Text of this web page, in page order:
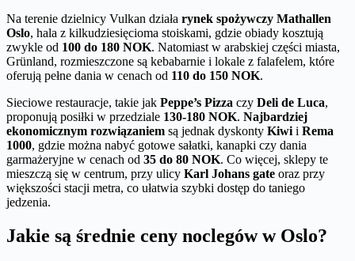
Na terenie dzielnicy Vulkan działa rynek spożywczy Mathallen
Oslo, hala z kilkudziesięcioma stoiskami, gdzie obiady kosztują
zwykle od 100 do 180 NOK. Natomiast w arabskiej części miasta,
Grünland, rozmieszczone są kebabarnie i lokale z falafelem, które
oferują pełne dania w cenach od 110 do 150 NOK.
Sieciowe restauracje, takie jak Peppe’s Pizza czy Deli de Luca,
proponują posiłki w przedziale 130-180 NOK. Najbardziej
ekonomicznym rozwiązaniem są jednak dyskonty Kiwi i Rema
1000, gdzie można nabyć gotowe sałatki, kanapki czy dania
garmażeryjne w cenach od 35 do 80 NOK. Co więcej, sklepy te
mieszczą się w centrum, przy ulicy Karl Johans gate oraz przy
większości stacji metra, co ułatwia szybki dostęp do taniego
jedzenia.
Jakie są średnie ceny noclegów w Oslo?